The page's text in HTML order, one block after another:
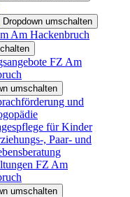
Dropdown umschalten
Am Hackenbruch
FZ Am
umschalten
und
für Kinder
, Paar- und
FZ Am
umschalten